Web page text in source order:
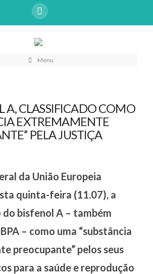
Menu
A, CLASSIFICADO COMO
EXTREMAMENTE
PELA JUSTIÇA
da União Europeia
quinta-feira (11.07), a
do bisfenol A – também
– como uma “substância
preocupante” pelos seus
para a saúde e reprodução